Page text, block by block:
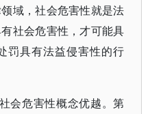
域，社会危害性就是法
社会危害性，才可能具
罚具有法益侵害性的行
会危害性概念优越。第